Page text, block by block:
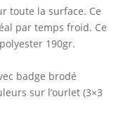
toute la surface. Ce
par temps froid. Ce
190gr.
badge brodé
sur l’ourlet (3×3